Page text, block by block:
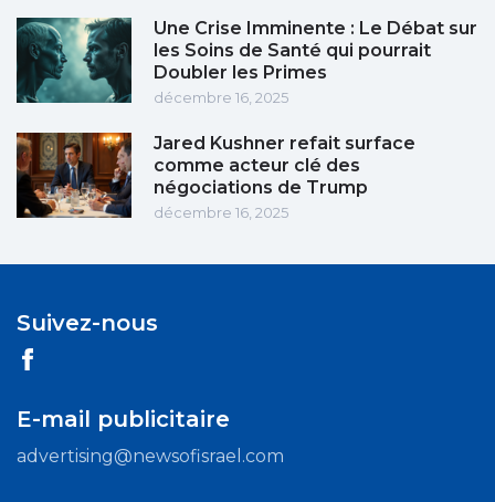
Une Crise Imminente : Le Débat sur
les Soins de Santé qui pourrait
Doubler les Primes
décembre 16, 2025
Jared Kushner refait surface
comme acteur clé des
négociations de Trump
décembre 16, 2025
Suivez-nous
E-mail publicitaire
advertising@newsofisrael.com